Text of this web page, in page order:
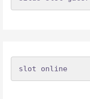
slot online